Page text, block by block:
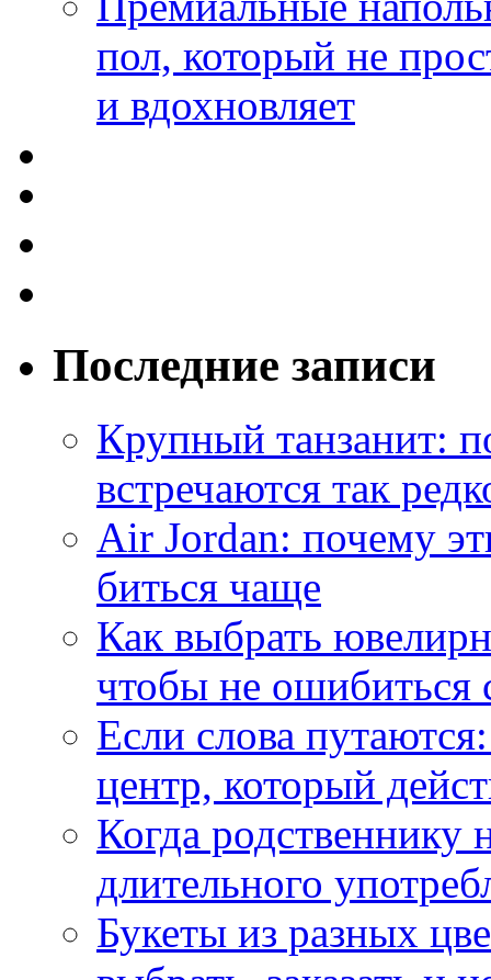
пол, который не
и вдохновляет
Последние записи
Крупный танзанит:
встречаются так
Air Jordan: почему
биться чаще
Как выбрать
чтобы не ошибиться
Если слова
центр, который
Когда
длительного
Букеты из разных